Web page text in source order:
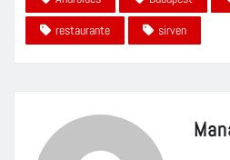
restaurante
sirven